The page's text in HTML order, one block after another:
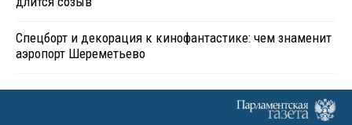
Спецборт и декорация к кинофантастике: чем знаменит
аэропорт Шереметьево